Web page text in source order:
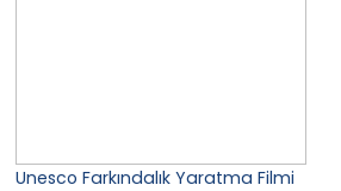
Unesco Farkındalık Yaratma Filmi